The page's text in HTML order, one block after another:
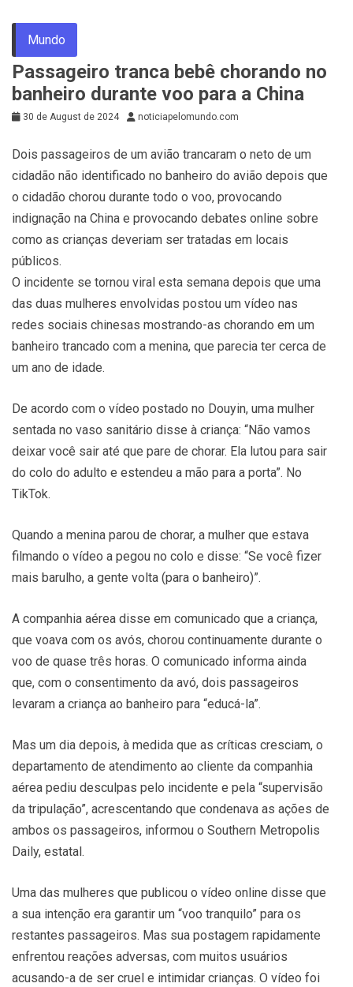
Mundo
Passageiro tranca bebê chorando no
banheiro durante voo para a China
30 de August de 2024 noticiapelomundo.com
Dois passageiros de um avião trancaram o neto de um
cidadão não identificado no banheiro do avião depois que
o cidadão chorou durante todo o voo, provocando
indignação na China e provocando debates online sobre
como as crianças deveriam ser tratadas em locais
públicos.
O incidente se tornou viral esta semana depois que uma
das duas mulheres envolvidas postou um vídeo nas
redes sociais chinesas mostrando-as chorando em um
banheiro trancado com a menina, que parecia ter cerca de
um ano de idade.
De acordo com o vídeo postado no Douyin, uma mulher
sentada no vaso sanitário disse à criança: “Não vamos
deixar você sair até que pare de chorar. Ela lutou para sair
do colo do adulto e estendeu a mão para a porta”. No
TikTok.
Quando a menina parou de chorar, a mulher que estava
filmando o vídeo a pegou no colo e disse: “Se você fizer
mais barulho, a gente volta (para o banheiro)”.
A companhia aérea disse em comunicado que a criança,
que voava com os avós, chorou continuamente durante o
voo de quase três horas. O comunicado informa ainda
que, com o consentimento da avó, dois passageiros
levaram a criança ao banheiro para “educá-la”.
Mas um dia depois, à medida que as críticas cresciam, o
departamento de atendimento ao cliente da companhia
aérea pediu desculpas pelo incidente e pela “supervisão
da tripulação”, acrescentando que condenava as ações de
ambos os passageiros, informou o Southern Metropolis
Daily, estatal.
Uma das mulheres que publicou o vídeo online disse que
a sua intenção era garantir um “voo tranquilo” para os
restantes passageiros. Mas sua postagem rapidamente
enfrentou reações adversas, com muitos usuários
acusando-a de ser cruel e intimidar crianças. O vídeo foi